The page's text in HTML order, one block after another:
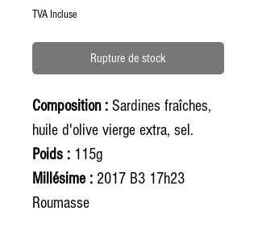
TVA Incluse
Rupture de stock
Composition : Sardines fraîches,
huile d'olive vierge extra, sel.
Poids : 115g
Millésime : 2017 B3 17h23
Roumasse